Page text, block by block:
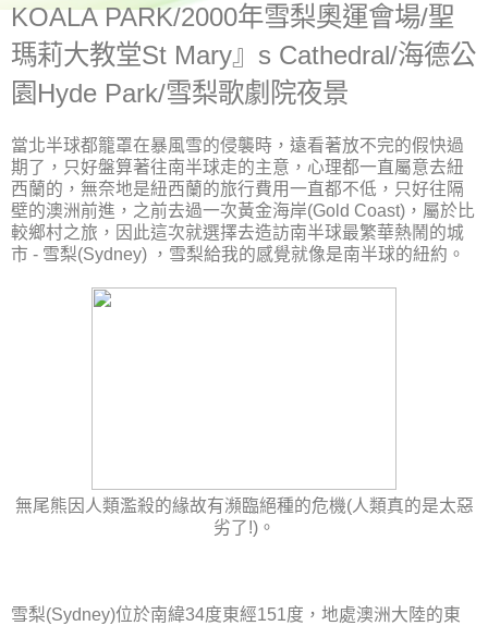
KOALA PARK/2000年雪梨奧運會場/聖
瑪莉大教堂St Mary』s Cathedral/海德公
園Hyde Park/雪梨歌劇院夜景
當北半球都籠罩在暴風雪的侵襲時，遠看著放不完的假快過
期了，只好盤算著往南半球走的主意，心理都一直屬意去紐
西蘭的，無奈地是紐西蘭的旅行費用一直都不低，只好往隔
壁的澳洲前進，之前去過一次黃金海岸(Gold Coast)，屬於比
較鄉村之旅，因此這次就選擇去造訪南半球最繁華熱鬧的城
市 - 雪梨(Sydney) ，雪梨給我的感覺就像是南半球的紐約。
無尾熊因人類濫殺的緣故有瀕臨絕種的危機(人類真的是太惡
劣了!)。
雪梨(Sydney)位於南緯34度東經151度，地處澳洲大陸的東